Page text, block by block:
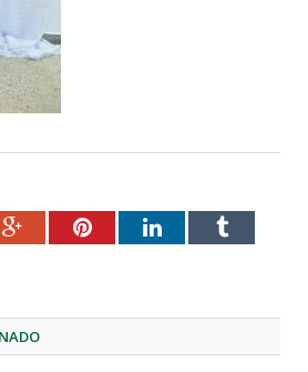
Google+PinterestLinkedInTumblr